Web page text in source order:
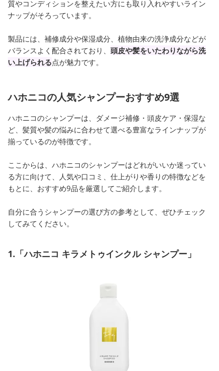
質やコンディションを整えたい方にも取り入れやすいライン
ナップがそろっています。
製品には、補修成分や保湿成分、植物由来の洗浄成分などが
バランスよく配合されており、 頭皮や髪をいたわりながら洗
い上げられる点が魅力です。
ハホニコの人気シャンプーおすすめ9選
ハホニコのシャンプーは、ダメージ補修・頭皮ケア・保湿な
ど、髪質や髪の悩みに合わせて選べる豊富なラインナップが
揃っているのが特徴です。
ここからは、ハホニコのシャンプーはどれがいいか迷ってい
る方に向けて、人気や口コミ、仕上がりや香りの特徴などを
もとに、おすすめ9品を厳選してご紹介します。
自分に合うシャンプーの選び方の参考として、ぜひチェック
してみてください。
1.「ハホニコ キラメトゥインクル シャンプー」